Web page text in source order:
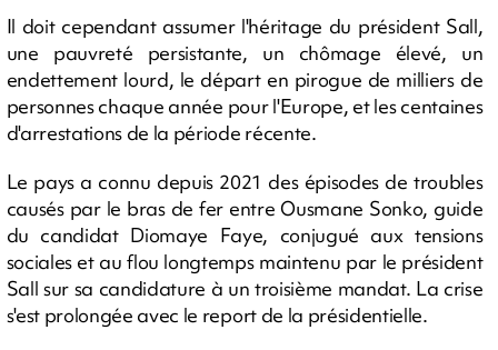
Il doit cependant assumer l'héritage du président Sall,
une pauvreté persistante, un chômage élevé, un
endettement lourd, le départ en pirogue de milliers de
personnes chaque année pour l'Europe, et les centaines
d'arrestations de la période récente.
Le pays a connu depuis 2021 des épisodes de troubles
causés par le bras de fer entre Ousmane Sonko, guide
du candidat Diomaye Faye, conjugué aux tensions
sociales et au flou longtemps maintenu par le président
Sall sur sa candidature à un troisième mandat. La crise
s'est prolongée avec le report de la présidentielle.